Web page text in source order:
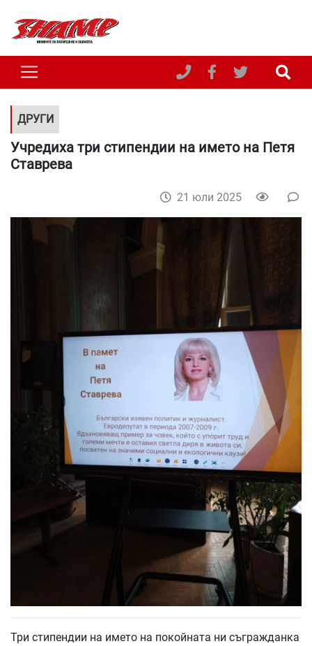
ДРУГИ
Учредиха три стипендии на името на Петя
Ставрева
21 юли 2025
Три стипендии на името на покойната ни съгражданка